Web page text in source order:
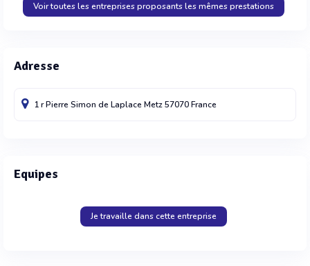
Voir toutes les entreprises proposants les mêmes prestations
Adresse
1 r Pierre Simon de Laplace Metz57070France
Equipes
Je travaille dans cette entreprise